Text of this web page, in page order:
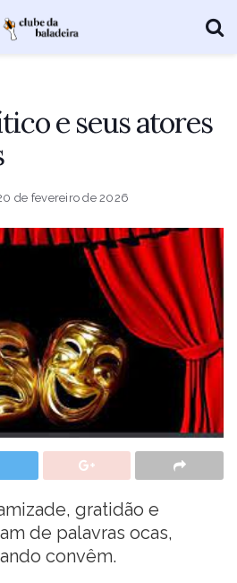
e seus atores
de fevereiro de 2026
gratidão e
de palavras ocas,
convêm.